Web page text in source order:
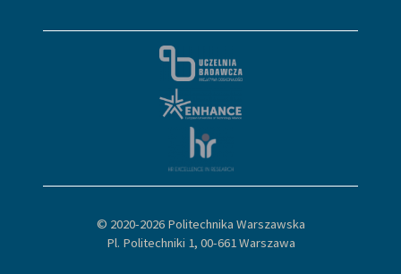
© 2020-2026 Politechnika Warszawska
Pl. Politechniki 1, 00-661 Warszawa